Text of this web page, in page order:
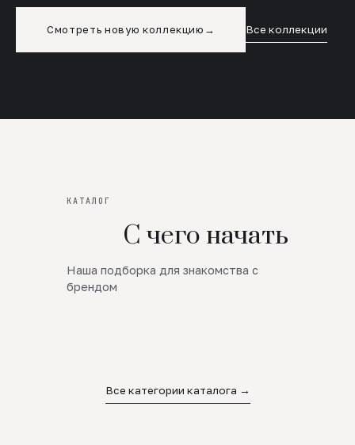
Смотреть новую коллекцию → Все коллекции
КАТАЛОГ
С чего начать
Наша подборка для знакомства с
брендом
Новинки
SALE
Все категории каталога →